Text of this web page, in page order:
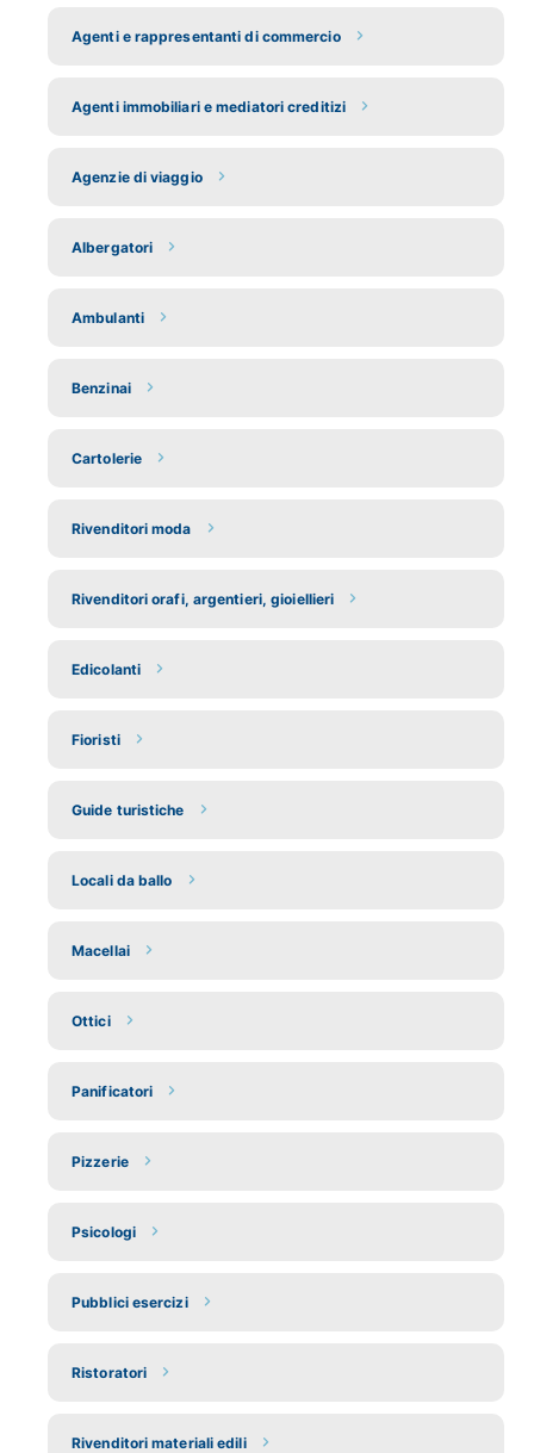
Agenti e rappresentanti di commercio
Agenti immobiliari e mediatori creditizi
Agenzie di viaggio
Albergatori
Ambulanti
Benzinai
Cartolerie
Rivenditori moda
Rivenditori orafi, argentieri, gioiellieri
Edicolanti
Fioristi
Guide turistiche
Locali da ballo
Macellai
Ottici
Panificatori
Pizzerie
Psicologi
Pubblici esercizi
Ristoratori
Rivenditori materiali edili